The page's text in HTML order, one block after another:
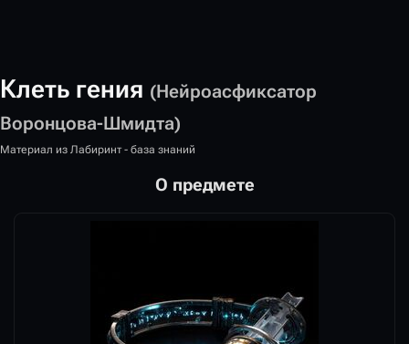
Клеть гения (Нейроасфиксатор
Воронцова-Шмидта)
Материал из Лабиринт - база знаний
О предмете